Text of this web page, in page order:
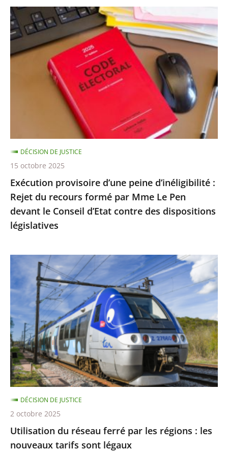
aux
alertes
et
crises
sanitaires
Exécution
provisoire
d’une
peine
d’inéligibilité
formé
par
Mme
Le
Pen
devant
le
d’Etat
contre
dispositions
législatives
Exécution provisoire d’une peine d’inéligibilité :
Rejet du recours formé par Mme Le Pen
devant le Conseil d’Etat contre des dispositions
législatives
DÉCISION DE JUSTICE
15 octobre 2025
Utilisation
du
réseau
ferré
par
les
régions
:
les
nouveaux
tarifs
sont
légaux
Utilisation du réseau ferré par les régions : les
nouveaux tarifs sont légaux
DÉCISION DE JUSTICE
2 octobre 2025